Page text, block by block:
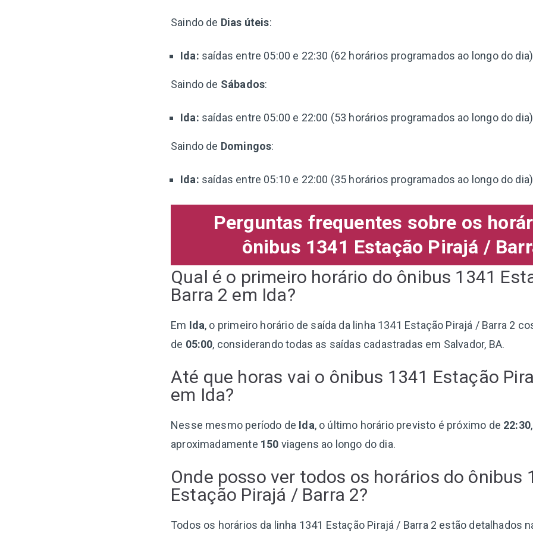
Saindo de Dias úteis:
Ida: saídas entre 05:00 e 22:30 (62 horários programados ao longo do
Saindo de Sábados:
Ida: saídas entre 05:00 e 22:00 (53 horários programados ao longo do
Saindo de Domingos:
Ida: saídas entre 05:10 e 22:00 (35 horários programados ao longo do
Perguntas frequentes sobre os
ônibus 1341 Estação Pirajá /
Qual é o primeiro horário do ônibus 1341
Barra 2 em Ida?
Em Ida, o primeiro horário de saída da linha 1341 Estação Pirajá / Barra 2
de 05:00, considerando todas as saídas cadastradas em Salvador, BA.
Até que horas vai o ônibus 1341 Estação
em Ida?
Nesse mesmo período de Ida, o último horário previsto é próximo de 22:30
aproximadamente 150 viagens ao longo do dia.
Onde posso ver todos os horários do ônibus
Estação Pirajá / Barra 2?
Todos os horários da linha 1341 Estação Pirajá / Barra 2 estão detalhados